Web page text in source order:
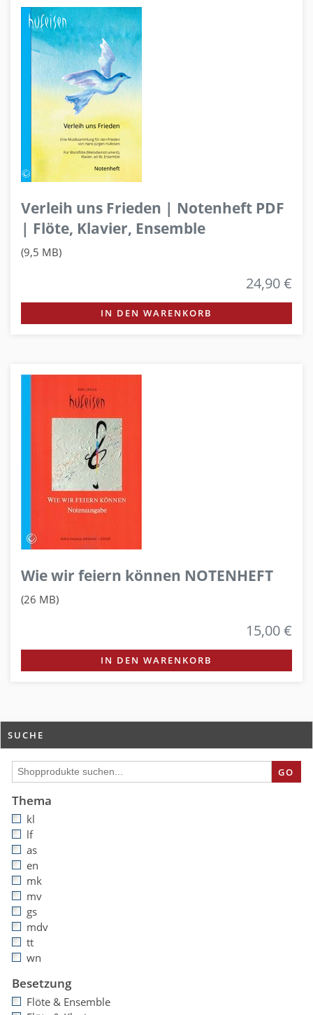
Verleih uns Frieden | Notenheft PDF
| Flöte, Klavier, Ensemble
(9,5 MB)
24,90 €
IN DEN WARENKORB
Wie wir feiern können NOTENHEFT
(26 MB)
15,00 €
IN DEN WARENKORB
SUCHE
GO
Thema
kl
lf
as
en
mk
mv
gs
mdv
tt
wn
Besetzung
Flöte & Ensemble